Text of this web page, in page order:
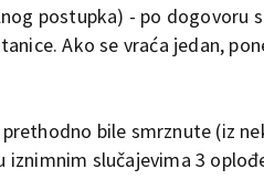
postupka) - po dogovoru
Ako se vraća jedan,
bile smrznute (iz
iznimnim slučajevima 3